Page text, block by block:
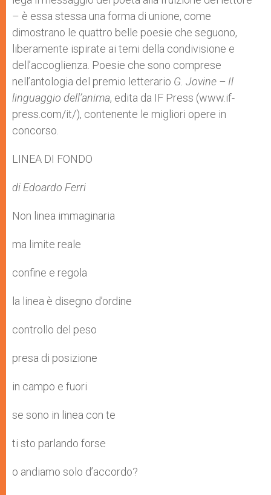
– è essa stessa una forma di unione, come
dimostrano le quattro belle poesie che seguono,
liberamente ispirate ai temi della condivisione e
dell’accoglienza. Poesie che sono comprese
nell’antologia del premio letterario G. Jovine – Il
linguaggio dell’anima, edita da IF Press (www.if-
press.com/it/), contenente le migliori opere in
concorso.
LINEA DI FONDO
di Edoardo Ferri
Non linea immaginaria
ma limite reale
confine e regola
la linea è disegno d’ordine
controllo del peso
presa di posizione
in campo e fuori
se sono in linea con te
ti sto parlando forse
o andiamo solo d’accordo?